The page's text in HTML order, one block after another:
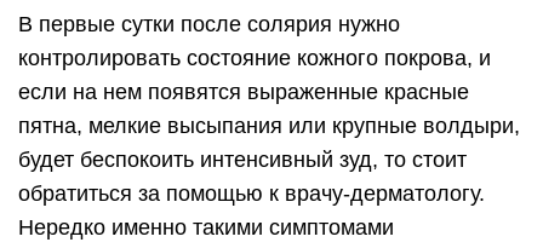
В первые сутки после солярия нужно
контролировать состояние кожного покрова, и
если на нем появятся выраженные красные
пятна, мелкие высыпания или крупные волдыри,
будет беспокоить интенсивный зуд, то стоит
обратиться за помощью к врачу-дерматологу.
Нередко именно такими симптомами